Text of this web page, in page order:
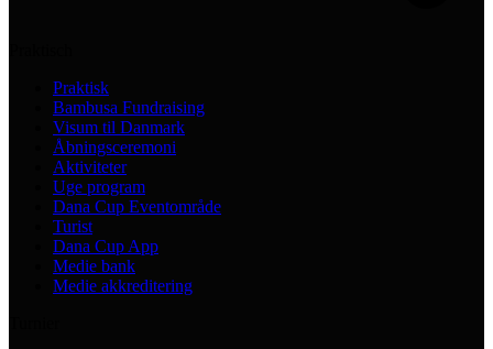
Praktisk
Bambusa Fundraising
Visum til Danmark
Åbningsceremoni
Aktiviteter
Uge program
Dana Cup Eventområde
Turist
Dana Cup App
Medie bank
Medie akkreditering